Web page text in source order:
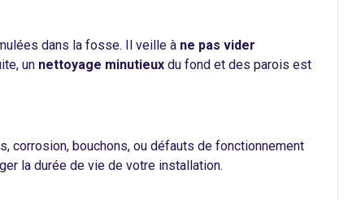
dans la fosse. Il veille à ne pas vider
un nettoyage minutieux du fond et des parois est
corrosion, bouchons, ou défauts de fonctionnement
la durée de vie de votre installation.